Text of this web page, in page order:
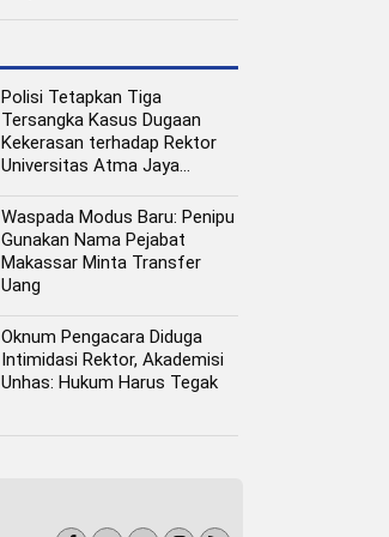
Polisi Tetapkan Tiga
Tersangka Kasus Dugaan
Kekerasan terhadap Rektor
Universitas Atma Jaya
Waspada Modus Baru: Penipu
Gunakan Nama Pejabat
Makassar Minta Transfer
Uang
Oknum Pengacara Diduga
Intimidasi Rektor, Akademisi
Unhas: Hukum Harus Tegak